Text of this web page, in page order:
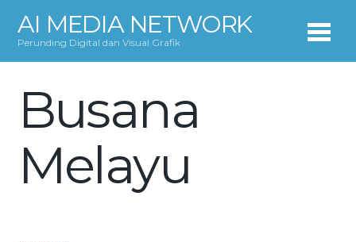
AI MEDIA NETWORK
Perunding Digital dan Visual Grafik
Busana
Melayu